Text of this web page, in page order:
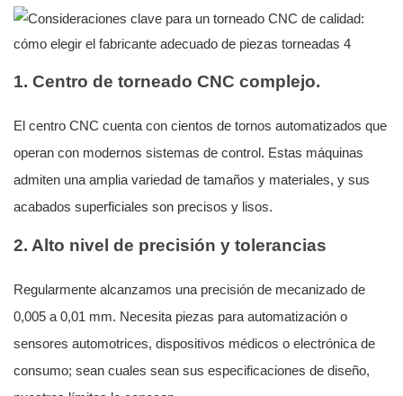
1. Centro de torneado CNC complejo.
El centro CNC cuenta con cientos de tornos automatizados que
operan con modernos sistemas de control. Estas máquinas
admiten una amplia variedad de tamaños y materiales, y sus
acabados superficiales son precisos y lisos.
2. Alto nivel de precisión y tolerancias
Regularmente alcanzamos una precisión de mecanizado de
0,005 a 0,01 mm. Necesita piezas para automatización o
sensores automotrices, dispositivos médicos o electrónica de
consumo; sean cuales sean sus especificaciones de diseño,